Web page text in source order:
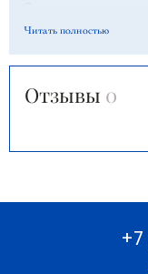
ощущение вкуса и
Читать полностью
Отзывы 0